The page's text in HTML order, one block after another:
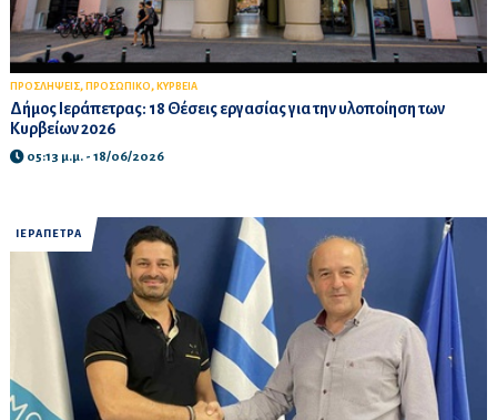
ΠΡΟΣΛΗΨΕΙΣ, ΠΡΟΣΩΠΙΚΟ, ΚΥΡΒΕΙΑ
Δήμος Ιεράπετρας: 18 Θέσεις εργασίας για την υλοποίηση των
Κυρβείων 2026
05:13 μ.μ. - 18/06/2026
ΙΕΡΑΠΕΤΡΑ